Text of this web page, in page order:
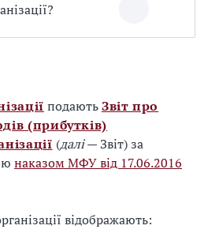
подаютьЗвіт про
(прибутків)
(далі— Звіт) за
наказом МФУ від 17.06.2016
відображають: